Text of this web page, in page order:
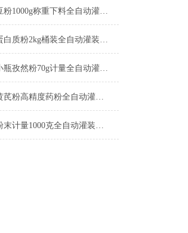
粉末豆粉1000g称重下料全自动灌装机简介
粉末蛋白质粉2kg桶装全自动灌装机产品简介
粉末小瓶孜然粉70g计量全自动灌装机简介
粉末黄芪粉高精度药粉全自动灌装机简介
混合粉末计量1000克全自动灌装机简介